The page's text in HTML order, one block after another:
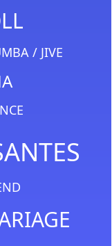
/ JIVE